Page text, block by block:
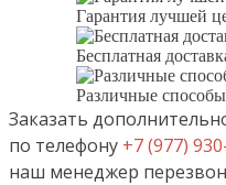
Гарантия лучшей
Бесплатная
Различные
Заказать
по телефону +7 (977)
наш менеджер